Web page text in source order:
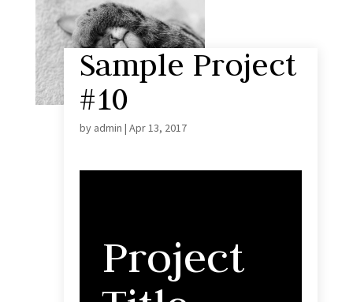
Sample Project
#10
by admin | Apr 13, 2017
Project